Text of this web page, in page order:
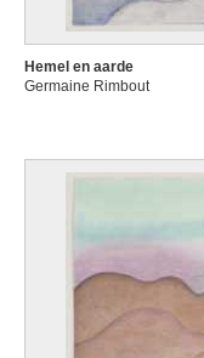
Hemel en aarde
Germaine Rimbout